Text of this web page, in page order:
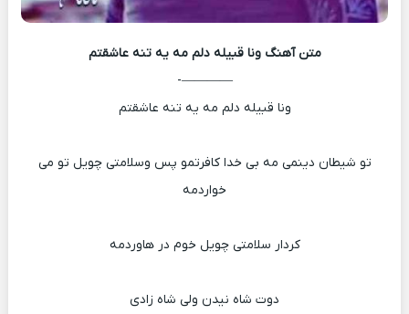
متن آهنگ ونا قبیله دلم مه یه تنه عاشقتم
————-
ونا قبیله دلم مه یه تنه عاشقتم
تو شیطان دینمی مه بی خدا کافرتمو پس وسلامتی چویل تو می
خواردمه
کردار سلامتی چویل خوم در هاوردمه
دوت شاه نیدن ولی شاه زادی